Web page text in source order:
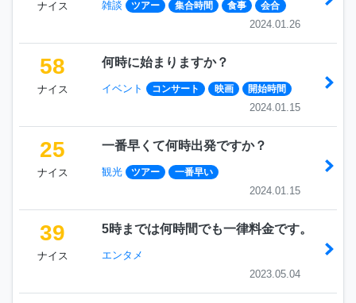
ナイス 雑談 ツアー 集合時間 食事 会合
2024.01.26
58
ナイス
何時に始まりますか？
イベント コンサート 映画 開始時間
2024.01.15
25
ナイス
一番早くて何時出発ですか？
観光 ツアー 一番早い
2024.01.15
39
ナイス
5時までは何時間でも一律料金です。
エンタメ
2023.05.04